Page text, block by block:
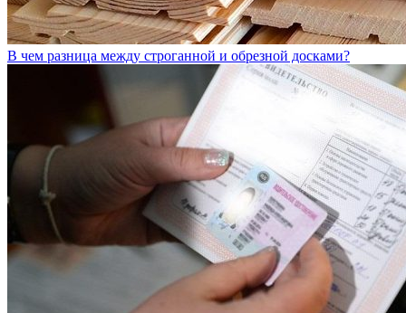
В чем разница между строганной и обрезной досками?